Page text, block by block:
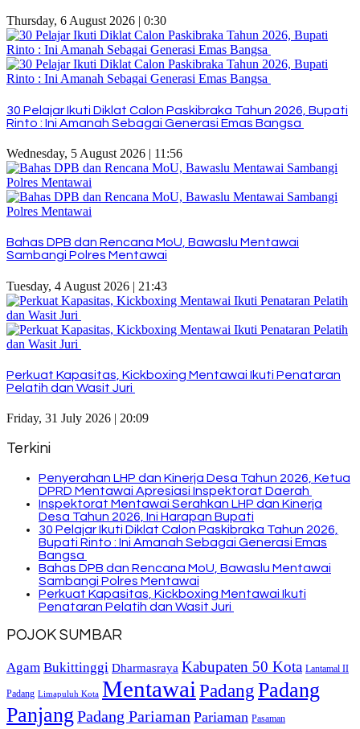
Thursday, 6 August 2026 | 0:30
30 Pelajar Ikuti Diklat Calon Paskibraka Tahun 2026, Bupati
Rinto : Ini Amanah Sebagai Generasi Emas Bangsa
Wednesday, 5 August 2026 | 11:56
Bahas DPB dan Rencana MoU, Bawaslu Mentawai
Sambangi Polres Mentawai
Tuesday, 4 August 2026 | 21:43
Perkuat Kapasitas, Kickboxing Mentawai Ikuti Penataran
Pelatih dan Wasit Juri
Friday, 31 July 2026 | 20:09
Terkini
Penyerahan LHP dan Kinerja Desa Tahun 2026, Ketua
DPRD Mentawai Apresiasi Inspektorat Daerah
Inspektorat Mentawai Serahkan LHP dan Kinerja
Desa Tahun 2026, Ini Harapan Bupati
30 Pelajar Ikuti Diklat Calon Paskibraka Tahun 2026,
Bupati Rinto : Ini Amanah Sebagai Generasi Emas
Bangsa
Bahas DPB dan Rencana MoU, Bawaslu Mentawai
Sambangi Polres Mentawai
Perkuat Kapasitas, Kickboxing Mentawai Ikuti
Penataran Pelatih dan Wasit Juri
POJOK SUMBAR
Agam Bukittinggi Dharmasraya Kabupaten 50 Kota Lantamal II
Padang Limapuluh Kota Mentawai PadangPadang
Panjang Padang Pariaman Pariaman Pasaman